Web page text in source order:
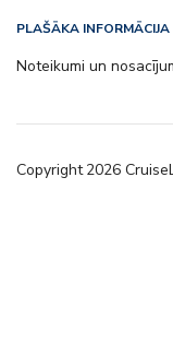
PLAŠĀKA INFORMĀCIJA
Noteikumi un
Copyright2026